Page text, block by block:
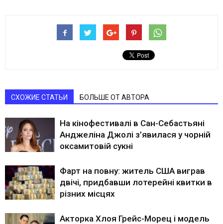
СХОЖИЕ СТАТЬИ БОЛЬШЕ ОТ АВТОРА
На кінофестивалі в Сан-Себастьяні
Анджеліна Джолі з’явилася у чорній
оксамитовій сукні
Фарт на повну: житель США виграв
двічі, придбавши лотерейні квитки в
різних місцях
Акторка Хлоя Грейс-Морец і модель